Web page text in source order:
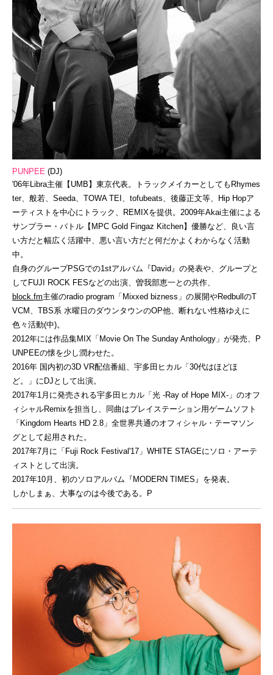
PUNPEE (DJ)
'06年Libra主催【UMB】東京代表。トラックメイカーとしてもRhymes
ter、般若、Seeda、TOWA TEI、tofubeats、後藤正文等、Hip Hopア
ーティストを中心にトラック、REMIXを提供。2009年Akai主催による
サンプラー・バトル【MPC Gold Fingaz Kitchen】優勝など、良い言
い方だと幅広く活躍中、悪い言い方だと何だかよくわからなく活動
中。
自身のグループPSGでの1stアルバム『David』の発表や、グループと
してFUJI ROCK FESなどの出演、曽我部恵一との共作、
block.fm主催のradio program「Mixxed bizness」の展開やRedbullのT
VCM、TBS系 水曜日のダウンタウンのOP他、断れない性格ゆえに
色々活動(中)。
2012年には作品集MIX「Movie On The Sunday Anthology」が発売、P
UNPEEの懐を少し潤わせた。
2016年 国内初の3D VR配信番組、宇多田ヒカル「30代はほどほ
ど。」にDJとして出演。
2017年1月に発売される宇多田ヒカル「光 -Ray of Hope MIX-」のオフ
ィシャルRemixを担当し、同曲はプレイステーション用ゲームソフト
「Kingdom Hearts HD 2.8」全世界共通のオフィシャル・テーマソン
グとして起用された。
2017年7月に「Fuji Rock Festival'17」WHITE STAGEにソロ・アーテ
ィストとして出演。
2017年10月、初のソロアルバム『MODERN TIMES』を発表。
しかしまぁ、大事なのは今後である。P